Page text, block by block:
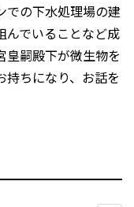
での下水処理場の建
んでいることなど成
皇嗣殿下が微生物を
持ちになり、お話を